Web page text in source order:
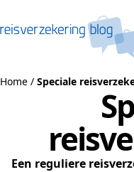
Home / Speciale
Een reguliere